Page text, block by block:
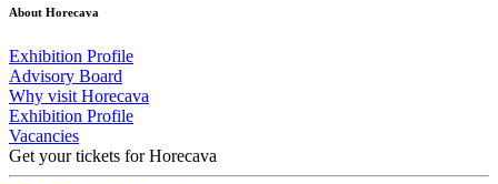
About Horecava
Exhibition Profile
Advisory Board
Why visit Horecava
Exhibition Profile
Vacancies
Get your tickets for Horecava